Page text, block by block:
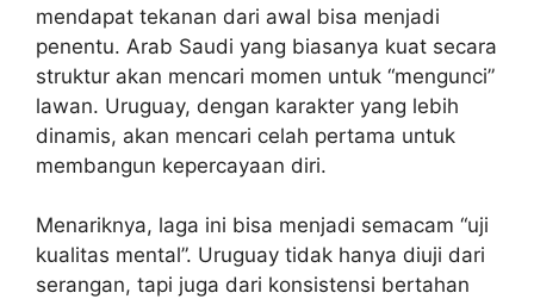
mendapat tekanan dari awal bisa menjadi
penentu. Arab Saudi yang biasanya kuat secara
struktur akan mencari momen untuk “mengunci”
lawan. Uruguay, dengan karakter yang lebih
dinamis, akan mencari celah pertama untuk
membangun kepercayaan diri.
Menariknya, laga ini bisa menjadi semacam “uji
kualitas mental”. Uruguay tidak hanya diuji dari
serangan, tapi juga dari konsistensi bertahan